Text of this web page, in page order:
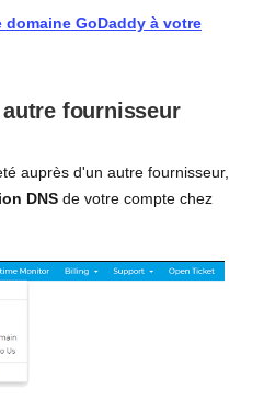
GoDaddy à votre
fournisseur
auprès d'un autre fournisseur,
DNS de votre compte chez